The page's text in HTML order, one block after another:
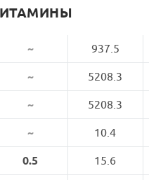
~ 937.5
~ 5208.3
~ 5208.3
~ 10.4
0.5 15.6